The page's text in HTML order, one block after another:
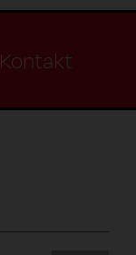
Kontakt